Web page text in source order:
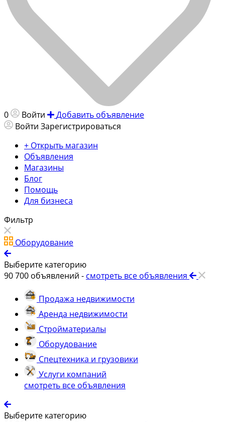
0 Войти
Добавить объявление
Войти Зарегистрироваться
+ Открыть магазин
Объявления
Магазины
Блог
Помощь
Для бизнеса
Фильтр
Оборудование
Выберите категорию
90 700 объявлений - смотреть все объявления
Продажа недвижимости
Аренда недвижимости
Стройматериалы
Оборудование
Спецтехника и грузовики
Услуги компаний
смотреть все объявления
Выберите категорию